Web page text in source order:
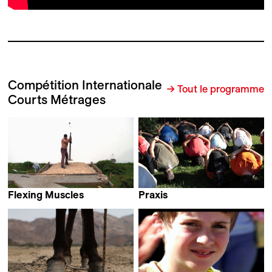
Compétition Internationale
Courts Métrages
→ Tout le programme
Flexing Muscles
Praxis